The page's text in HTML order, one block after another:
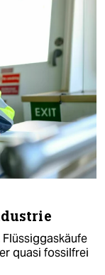
quasi fossilfrei